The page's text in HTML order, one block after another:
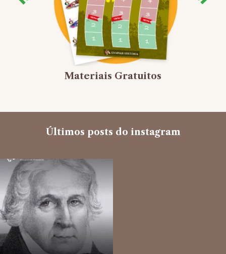
Materiais Gratuitos
Últimos posts do instagram